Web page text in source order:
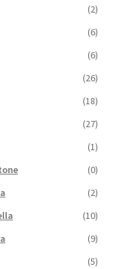
(2)
(6)
(6)
(26)
(18)
(27)
(1)
(0)
(2)
(10)
(9)
(5)